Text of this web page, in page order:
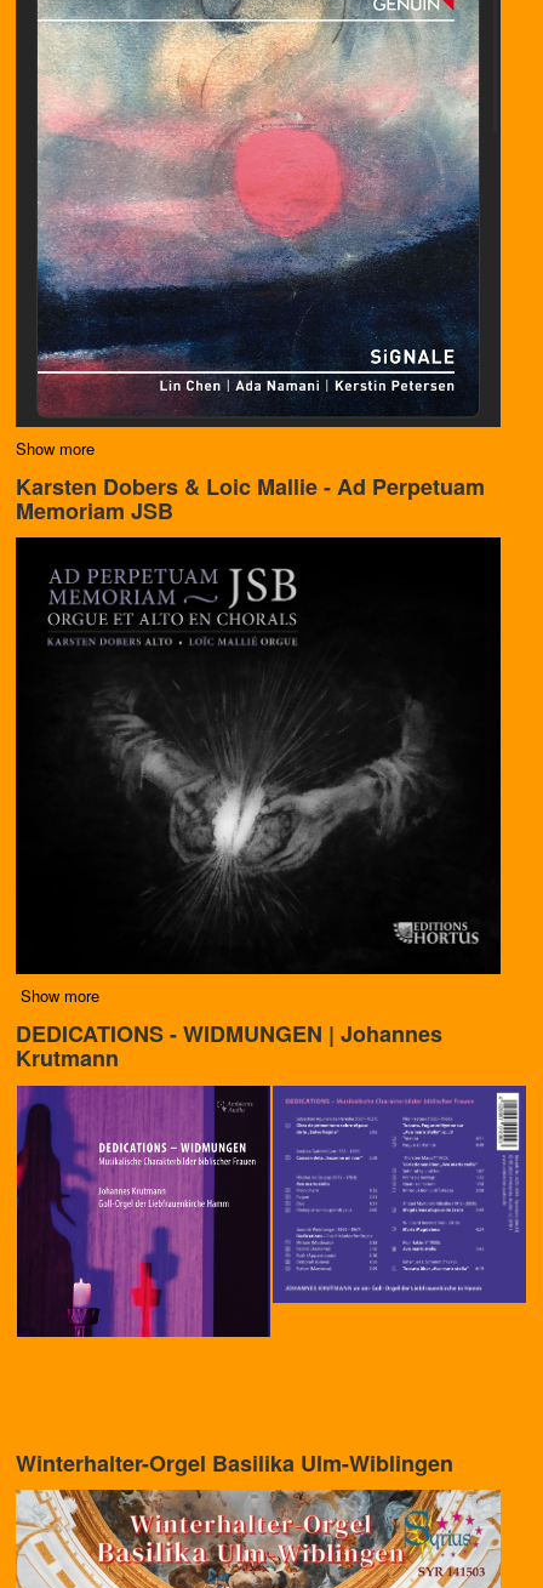
Show more
Karsten Dobers & Loic Mallie - Ad Perpetuam
Memoriam JSB
Show more
DEDICATIONS - WIDMUNGEN | Johannes
Krutmann
Winterhalter-Orgel Basilika Ulm-Wiblingen